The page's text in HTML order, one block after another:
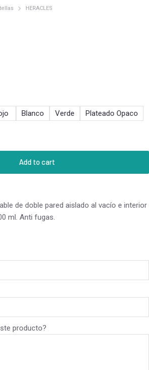
HERACLES
Blanco Verde
Plateado Opaco
Add to cart
de doble pared aislado al vacío e interior
ml. Anti fugas.
producto?